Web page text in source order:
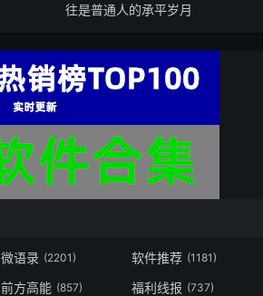
往是普通人的承平岁月
微语录 (2201) 软件推荐 (1181)
前方高能 (857) 福利线报 (737)